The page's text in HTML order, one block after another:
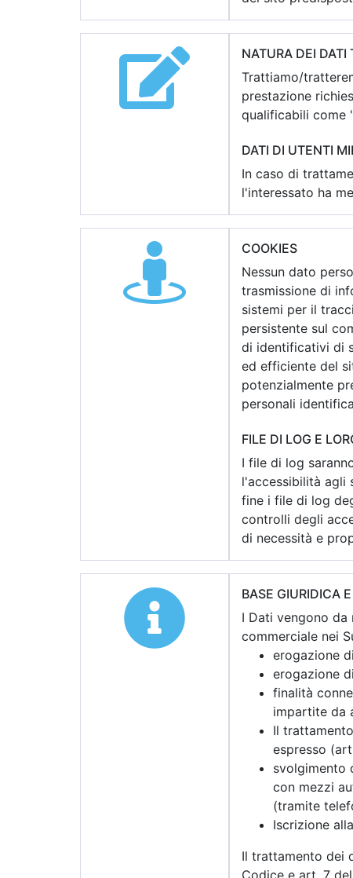
NATURA DEI DATI
Trattiamo/
prestazione
qualificabili come
DATI DI UTENTI
In caso di
l'interessato ha
COOKIES
Nessun dato
trasmissione di
sistemi per il
persistente sul
di identificativi di
ed efficiente del
potenzialmente
personali
FILE DI LOG E
I file di log
l'accessibilità agli
fine i file di log
controlli degli
di necessità e
BASE GIURIDICA
I Dati vengono
commerciale nei
erogazione
erogazione
finalità
impartite da
Il
espresso
svolgimento
con mezzi
(tramite
Iscrizione
Il trattamento dei
Codice e art. 7